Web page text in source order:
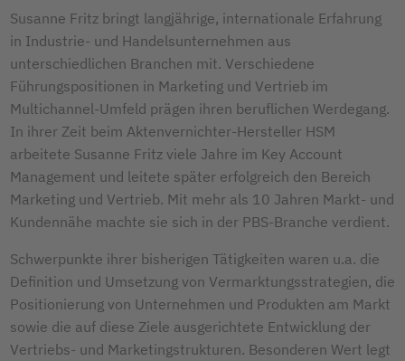
Susanne Fritz bringt langjährige, internationale Erfahrung
in Industrie- und Handelsunternehmen aus
unterschiedlichen Branchen mit. Verschiedene
Führungspositionen in Marketing und Vertrieb im
Multichannel-Umfeld prägen ihren beruflichen Werdegang.
In ihrer Zeit beim Aktenvernichter-Hersteller HSM
arbeitete Susanne Fritz viele Jahre im Key Account
Management und leitete später erfolgreich den Bereich
Marketing und Vertrieb. Mit mehr als 10 Jahren Markt- und
Kundennähe machte sie sich in der PBS-Branche verdient.
Schwerpunkte ihrer bisherigen Tätigkeiten waren u.a. die
Definition und Umsetzung von Vermarktungsstrategien, die
Positionierung von Unternehmen und Produkten am Markt
sowie die auf diese Ziele ausgerichtete Entwicklung der
Vertriebs- und Marketingstrukturen. Besonderen Wert legt